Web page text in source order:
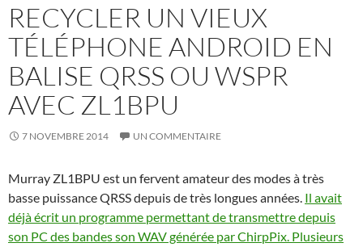
RECYCLER UN VIEUX
TÉLÉPHONE ANDROID EN
BALISE QRSS OU WSPR
AVEC ZL1BPU
7 NOVEMBRE 2014 UN COMMENTAIRE
Murray ZL1BPU est un fervent amateur des modes à très
basse puissance QRSS depuis de très longues années. Il avait
déjà écrit un programme permettant de transmettre depuis
son PC des bandes son WAV générée par ChirpPix. Plusieurs